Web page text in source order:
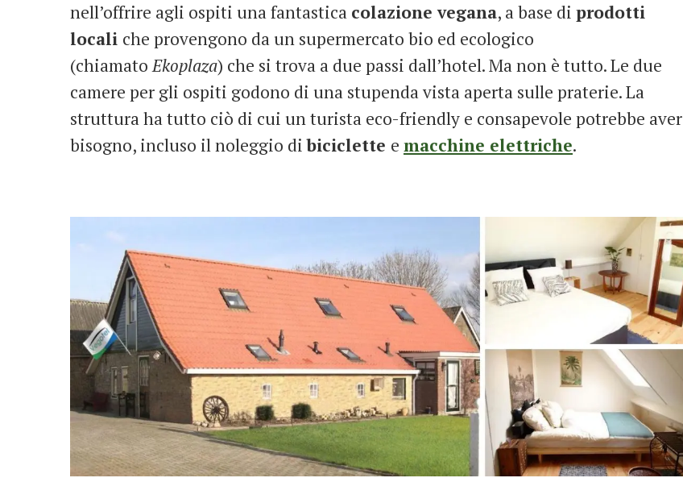
nell’offrire agli ospiti una fantastica colazione vegana, a base di prodotti
locali che provengono da un supermercato bio ed ecologico
(chiamatoEkoplaza) che si trova a due passi dall’hotel. Ma non è tutto. Le due
camere per gli ospiti godono di una stupenda vista aperta sulle praterie. La
struttura ha tutto ciò di cui un turista eco-friendly e consapevole potrebbe aver
bisogno, incluso il noleggio dibiciclette e macchine elettriche.